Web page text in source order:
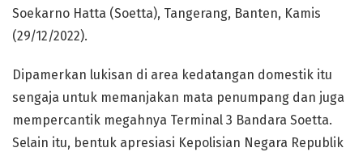
Soekarno Hatta (Soetta), Tangerang, Banten, Kamis
(29/12/2022).
Dipamerkan lukisan di area kedatangan domestik itu
sengaja untuk memanjakan mata penumpang dan juga
mempercantik megahnya Terminal 3 Bandara Soetta.
Selain itu, bentuk apresiasi Kepolisian Negara Republik